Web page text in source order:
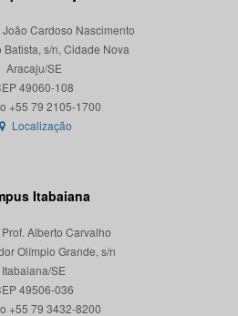
Cardoso Nascimento
s/n, Cidade Nova
Aracaju/SE
49060-108
Localização
Itabaiana
Alberto Carvalho
Olímpio Grande, s/n
Itabaiana/SE
49506-036